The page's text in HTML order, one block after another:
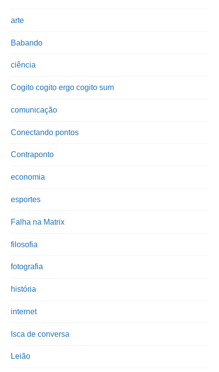
arte
Babando
ciência
Cogito cogito ergo cogito sum
comunicação
Conectando pontos
Contraponto
economia
esportes
Falha na Matrix
filosofia
fotografia
história
internet
Isca de conversa
Leião